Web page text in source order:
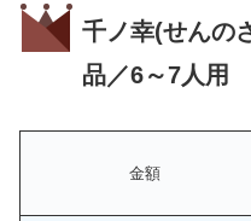
千ノ幸(せんの
品／6～7人用
金額